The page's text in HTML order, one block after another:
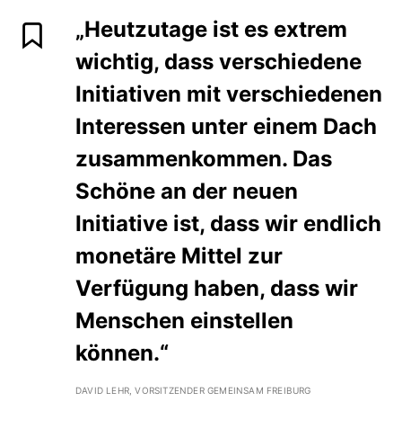
„Heutzutage ist es extrem
wichtig, dass verschiedene
Initiativen mit verschiedenen
Interessen unter einem Dach
zusammenkommen. Das
Schöne an der neuen
Initiative ist, dass wir endlich
monetäre Mittel zur
Verfügung haben, dass wir
Menschen einstellen
können.“
DAVID LEHR, VORSITZENDER GEMEINSAM FREIBURG